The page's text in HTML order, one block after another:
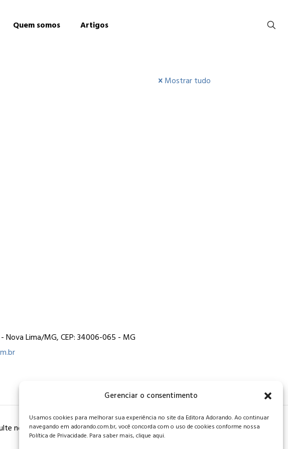
Gerenciar o consentimento
Usamos cookies para melhorar sua experiência no site da Editora Adorando. Ao continuar
navegando em adorando.com.br, você concorda com o uso de cookies conforme nossa
Política de Privacidade. Para saber mais, clique aqui.
Quem somos Artigos
Mostrar tudo
Nova Lima/MG, CEP: 34006-065 - MG
nossapolítica de privacidade.